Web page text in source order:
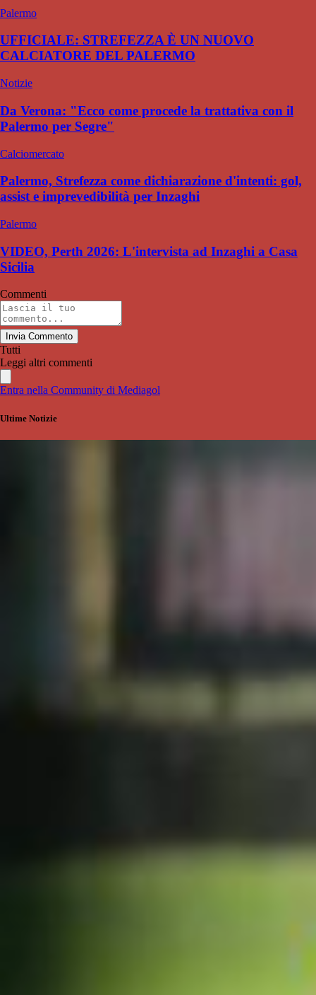
Palermo
UFFICIALE: STREFEZZA È UN NUOVO
CALCIATORE DEL PALERMO
Notizie
Da Verona: "Ecco come procede la trattativa con il
Palermo per Segre"
Calciomercato
Palermo, Strefezza come dichiarazione d'intenti: gol,
assist e imprevedibilità per Inzaghi
Palermo
VIDEO, Perth 2026: L'intervista ad Inzaghi a Casa
Sicilia
Commenti
Invia Commento
Tutti
Leggi altri commenti
Entra nella Community di Mediagol
Ultime Notizie